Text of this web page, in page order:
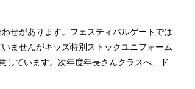
せがあります。フェスティバルゲートでは
ませんがキッズ特別ストックユニフォーム
しています。次年度年長さんクラスへ、ド